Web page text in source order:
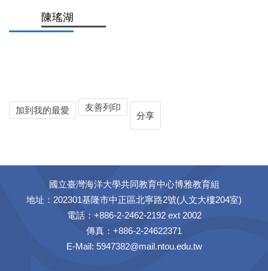
陳瑤湖
加到我的最愛
友善列印
分享
國立臺灣海洋大學共同教育中心博雅教育組
地址：202301基隆市中正區北寧路2號(人文大樓204室)
電話：+886-2-2462-2192 ext 2002
傳真：+886-2-24622371
E-Mail: 5947382@mail.ntou.edu.tw